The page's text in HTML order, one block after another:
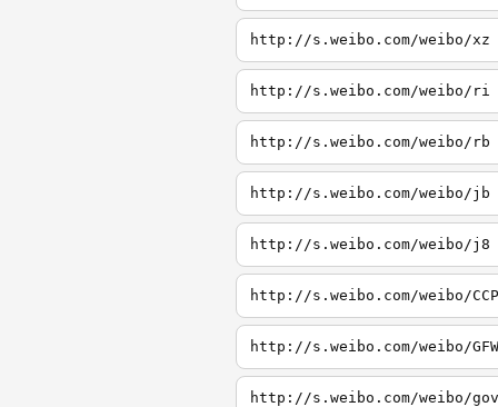
http://s.weibo.com/weibo/xz
http://s.weibo.com/weibo/ri
http://s.weibo.com/weibo/rb
http://s.weibo.com/weibo/jb
http://s.weibo.com/weibo/j8
http://s.weibo.com/weibo/CCP
http://s.weibo.com/weibo/GFW
http://s.weibo.com/weibo/gov